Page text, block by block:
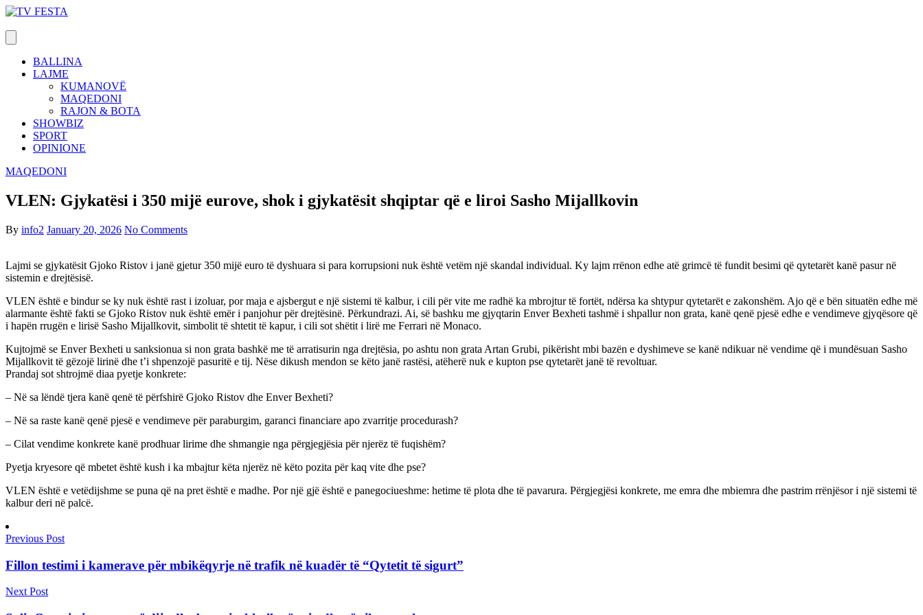
Skip
content
BALLINA
LAJME
KUMANOVË
MAQEDONI
RAJON & BOTA
SHOWBIZ
SPORT
OPINIONE
MAQEDONI
VLEN: Gjykatësi i 350 mijë eurove, shok i gjykatësit shqiptar që e liroi Sasho Mijallkovin
By info2 January 20, 2026 No Comments
Lajmi se gjykatësit Gjoko Ristov i janë gjetur 350 mijë euro të dyshuara si para korrupsioni nuk është vetëm një skandal individual. Ky lajm rrënon edhe atë grimcë të fundit besimi që qytetarët kanë pasur në
sistemin e drejtësisë.
VLEN është e bindur se ky nuk është rast i izoluar, por maja e ajsbergut e një sistemi të kalbur, i cili për vite me radhë ka mbrojtur të fortët, ndërsa ka shtypur qytetarët e zakonshëm. Ajo që e bën situatën edhe më
alarmante është fakti se Gjoko Ristov nuk është emër i panjohur për drejtësinë. Përkundrazi. Ai, së bashku me gjyqtarin Enver Bexheti tashmë i shpallur non grata, kanë qenë pjesë edhe e vendimeve gjyqësore që
i hapën rrugën e lirisë Sasho Mijallkovit, simbolit të shtetit të kapur, i cili sot shëtit i lirë me Ferrari në Monaco.
Kujtojmë se Enver Bexheti u sanksionua si non grata bashkë me të arratisurin nga drejtësia, po ashtu non grata Artan Grubi, pikërisht mbi bazën e dyshimeve se kanë ndikuar në vendime që i mundësuan Sasho
Mijallkovit të gëzojë lirinë dhe t’i shpenzojë pasuritë e tij. Nëse dikush mendon se këto janë rastësi, atëherë nuk e kupton pse qytetarët janë të revoltuar.
Prandaj sot shtrojmë diaa pyetje konkrete:
– Në sa lëndë tjera kanë qenë të përfshirë Gjoko Ristov dhe Enver Bexheti?
– Në sa raste kanë qenë pjesë e vendimeve për paraburgim, garanci financiare apo zvarritje procedurash?
– Cilat vendime konkrete kanë prodhuar lirime dhe shmangie nga përgjegjësia për njerëz të fuqishëm?
Pyetja kryesore që mbetet është kush i ka mbajtur këta njerëz në këto pozita për kaq vite dhe pse?
VLEN është e vetëdijshme se puna që na pret është e madhe. Por një gjë është e panegociueshme: hetime të plota dhe të pavarura. Përgjegjësi konkrete, me emra dhe mbiemra dhe pastrim rrënjësor i një sistemi të
kalbur deri në palcë.
Previous Post
Fillon testimi i kamerave për mbikëqyrje në trafik në kuadër të “Qytetit të sigurt”
Next Post